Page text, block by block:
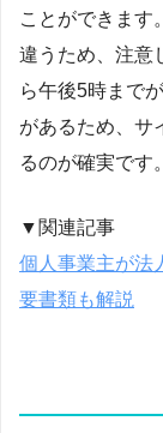
ことができます
違うため、注意
ら午後5時まで
があるため、サ
るのが確実です。
▼関連記事
個人事業主が法
要書類も解説